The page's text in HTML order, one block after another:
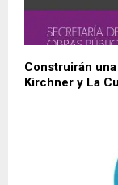
Construirán
Kirchner y La